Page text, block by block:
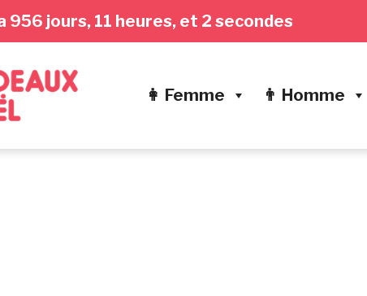
956 jours, 11 heures, et 3 secondes
👩 Femme 👨 Homme